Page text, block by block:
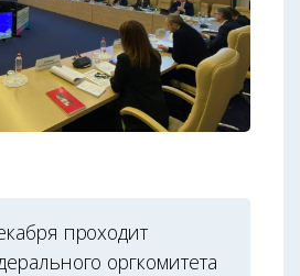
проходит
оргкомитета